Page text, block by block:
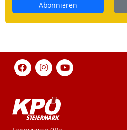
Abonnieren